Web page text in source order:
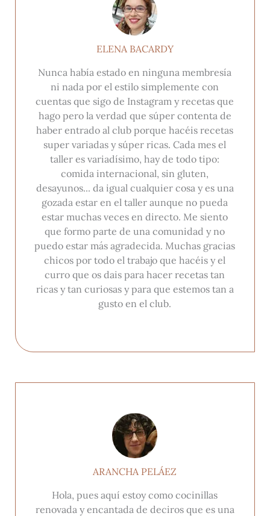
ELENA BACARDY
Nunca había estado en ninguna membresía
ni nada por el estilo simplemente con
cuentas que sigo de Instagram y recetas que
hago pero la verdad que súper contenta de
haber entrado al club porque hacéis recetas
super variadas y súper ricas. Cada mes el
taller es variadísimo, hay de todo tipo:
comida internacional, sin gluten,
desayunos... da igual cualquier cosa y es una
gozada estar en el taller aunque no pueda
estar muchas veces en directo. Me siento
que formo parte de una comunidad y no
puedo estar más agradecida. Muchas gracias
chicos por todo el trabajo que hacéis y el
curro que os dais para hacer recetas tan
ricas y tan curiosas y para que estemos tan a
gusto en el club.
ARANCHA PELÁEZ
Hola, pues aquí estoy como cocinillas
renovada y encantada de deciros que es una